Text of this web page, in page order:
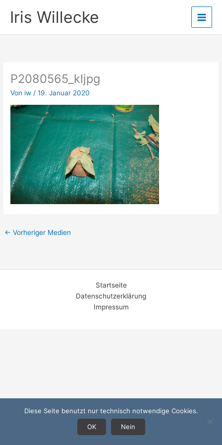
InhaltIris Willecke
P2080565_kljpg
Von iw /19. Januar 2020
← Vorheriger Medien
Startseite
Datenschutzerklärung
Impressum
Diese Seite benutzt nur technisch notwendige Cookies.
OK
Nein